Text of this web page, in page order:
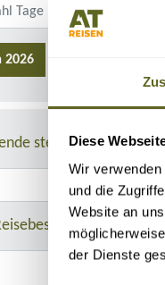
Diese
Wir
und die
Website an
der Dienste
2026
stellen Sie die